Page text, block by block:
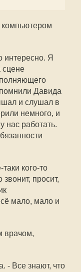
компьютером
интересно. Я
сцене
Давида
и слушал в
немного, и
нас работать.
кого-то
звонит, просит,
мало, мало и
врачом,
- Все знают, что